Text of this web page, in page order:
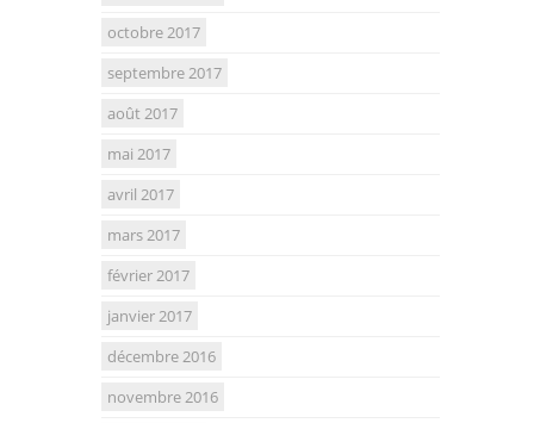
octobre 2017
septembre 2017
août 2017
mai 2017
avril 2017
mars 2017
février 2017
janvier 2017
décembre 2016
novembre 2016